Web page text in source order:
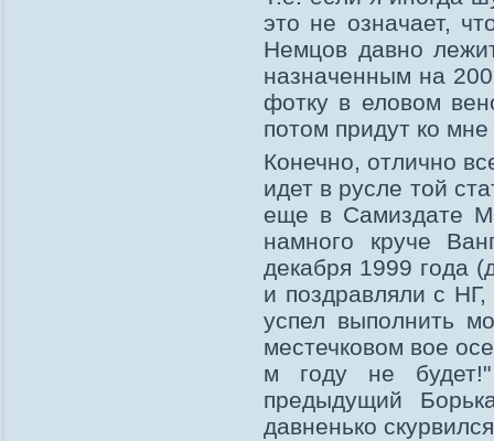
это не означает,
Немцов давно
назначенным на
фотку в еловом
потом придут ко
Конечно, отлично
идет в русле той
еще в Самиздате
намного круче
декабря 1999 года
и поздравляли с
успел выполнить
местечковом вое
м году не
предыдущий
давненько